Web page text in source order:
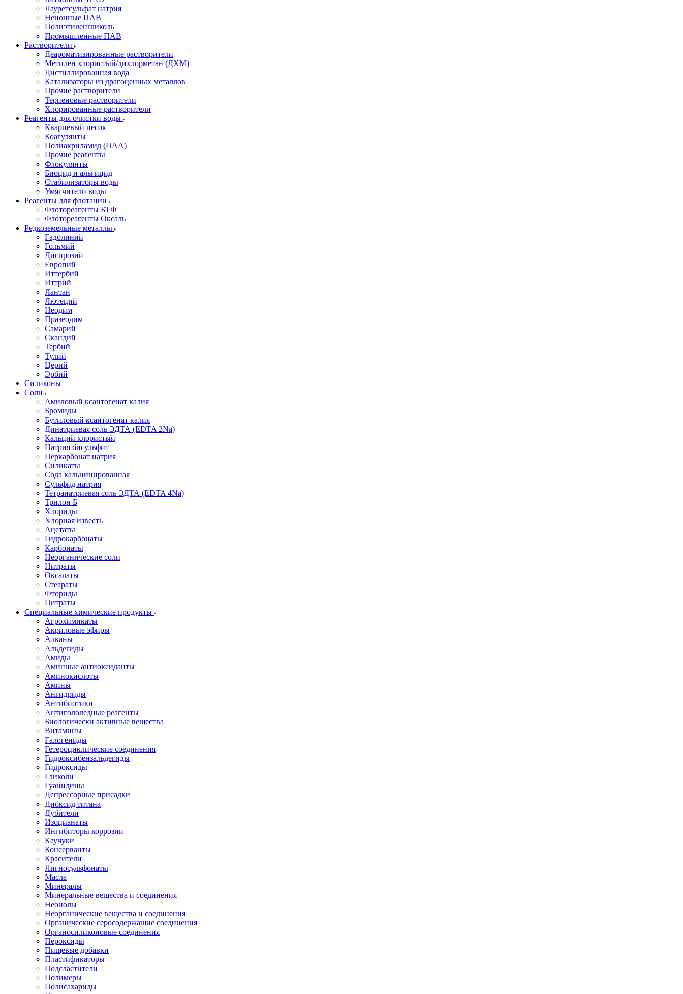
Лауретсульфат натрия
Неионные ПАВ
Полиэтиленгликоль
Промышленные ПАВ
Растворители
Деароматизированные растворители
Метилен хлористый/дихлорметан (ДХМ)
Дистиллированная вода
Катализаторы из драгоценных металлов
Прочие растворители
Терпеновые растворители
Хлорированные растворители
Реагенты для очистки воды
Кварцевый песок
Коагулянты
Полиакриламид (ПАА)
Прочие реагенты
Флокулянты
Биоцид и альгицид
Стабилизаторы воды
Умягчители воды
Реагенты для флотации
Флотореагенты БТФ
Флотореагенты Оксаль
Редкоземельные металлы
Гадолиний
Гольмий
Диспрозий
Европий
Иттербий
Иттрий
Лантан
Лютеций
Неодим
Празеодим
Самарий
Скандий
Тербий
Тулий
Церий
Эрбий
Силиконы
Соли
Амиловый ксантогенат калия
Бромиды
Бутиловый ксантогенат калия
Динатриевая соль ЭДТА (EDTA 2Na)
Кальций хлористый
Натрия бисульфит
Перкарбонат натрия
Силикаты
Сода кальцинированная
Сульфид натрия
Тетранатриевая соль ЭДТА (EDTA 4Na)
Трилон Б
Хлориды
Хлорная известь
Ацетаты
Гидрокарбонаты
Карбонаты
Неорганические соли
Нитраты
Оксалаты
Стеараты
Фториды
Цитраты
Специальные химические продукты
Агрохимикаты
Акриловые эфиры
Алканы
Альдегиды
Амиды
Аминные антиоксиданты
Аминокислоты
Амины
Ангидриды
Антибиотики
Антигололедные реагенты
Биологически активные вещества
Витамины
Галогениды
Гетероциклические соединения
Гидроксибензальдегиды
Гидроксиды
Гликоли
Гуанидины
Депрессорные присадки
Диоксид титана
Дубители
Изоцианаты
Ингибиторы коррозии
Каучуки
Консерванты
Красители
Лигносульфонаты
Масла
Минералы
Минеральные вещества и соединения
Неонолы
Неорганические вещества и соединения
Органические серосодержащие соединения
Органосиликоновые соединения
Пероксиды
Пищевые добавки
Пластификаторы
Подсластители
Полимеры
Полисахариды